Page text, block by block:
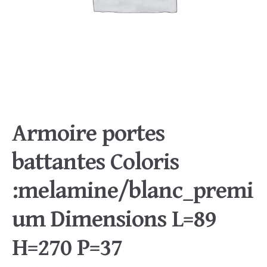
Armoire portes
battantes Coloris
:melamine/blanc_premi
um Dimensions L=89
H=270 P=37